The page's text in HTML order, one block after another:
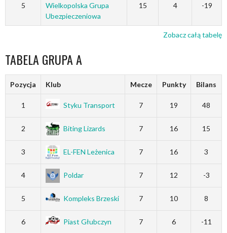
5
Wielkopolska Grupa
Ubezpieczeniowa
15 4 -19
Zobacz całą tabelę
TABELA GRUPA A
Pozycja Klub Mecze Punkty Bilans
1 Styku Transport 7 19 48
2 Biting Lizards 7 16 15
3 EL-FEN Leżenica 7 16 3
4 Poldar 7 12 -3
5 Kompleks Brzeski 7 10 8
6 Piast Głubczyn 7 6 -11